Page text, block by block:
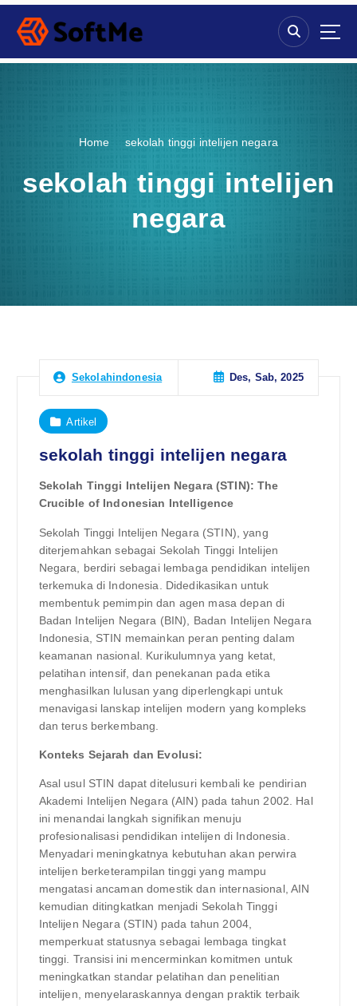
S
p
Home sekolah tinggi intelijen negara
sekolah tinggi intelijen
negara
Sekolahindonesia Des, Sab, 2025
Artikel
sekolah tinggi intelijen negara
Sekolah Tinggi Intelijen Negara (STIN): The
Crucible of Indonesian Intelligence
Sekolah Tinggi Intelijen Negara (STIN), yang
diterjemahkan sebagai Sekolah Tinggi Intelijen
Negara, berdiri sebagai lembaga pendidikan intelijen
terkemuka di Indonesia. Didedikasikan untuk
membentuk pemimpin dan agen masa depan di
Badan Intelijen Negara (BIN), Badan Intelijen Negara
Indonesia, STIN memainkan peran penting dalam
keamanan nasional. Kurikulumnya yang ketat,
pelatihan intensif, dan penekanan pada etika
menghasilkan lulusan yang diperlengkapi untuk
menavigasi lanskap intelijen modern yang kompleks
dan terus berkembang.
Konteks Sejarah dan Evolusi:
Asal usul STIN dapat ditelusuri kembali ke pendirian
Akademi Intelijen Negara (AIN) pada tahun 2002. Hal
ini menandai langkah signifikan menuju
profesionalisasi pendidikan intelijen di Indonesia.
Menyadari meningkatnya kebutuhan akan perwira
intelijen berketerampilan tinggi yang mampu
mengatasi ancaman domestik dan internasional, AIN
kemudian ditingkatkan menjadi Sekolah Tinggi
Intelijen Negara (STIN) pada tahun 2004,
memperkuat statusnya sebagai lembaga tingkat
tinggi. Transisi ini mencerminkan komitmen untuk
meningkatkan standar pelatihan dan penelitian
intelijen, menyelaraskannya dengan praktik terbaik